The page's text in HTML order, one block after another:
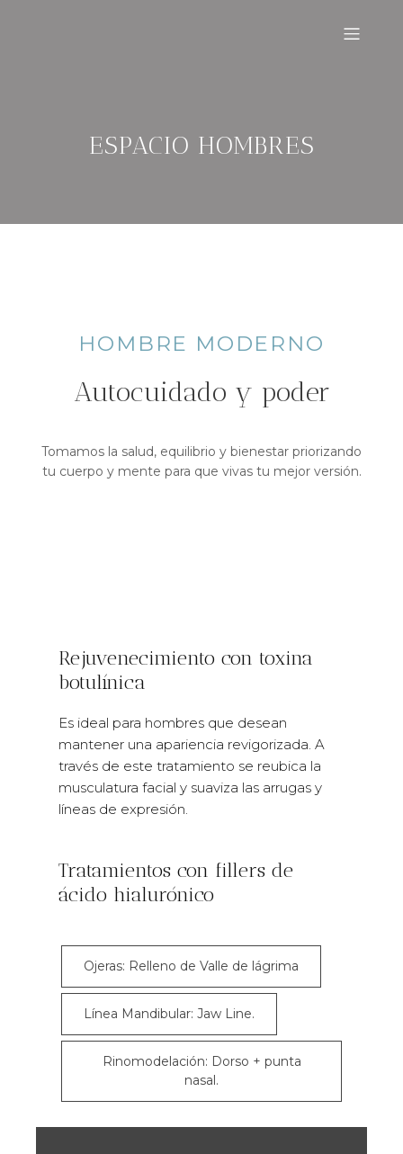
ESPACIO HOMBRES
HOMBRE MODERNO
Autocuidado y poder
Tomamos la salud, equilibrio y bienestar priorizando
tu cuerpo y mente para que vivas tu mejor versión.
Rejuvenecimiento con toxina
botulínica
Es ideal para hombres que desean
mantener una apariencia revigorizada. A
través de este tratamiento se reubica la
musculatura facial y suaviza las arrugas y
líneas de expresión.
Tratamientos con fillers de
ácido hialurónico
Ojeras: Relleno de Valle de lágrima
Línea Mandibular: Jaw Line.
Rinomodelación: Dorso + punta
nasal.